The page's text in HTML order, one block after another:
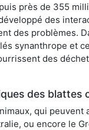
près de 355
des
des problèmes.
synanthrope et
des
des blattes
qui
ou encore le